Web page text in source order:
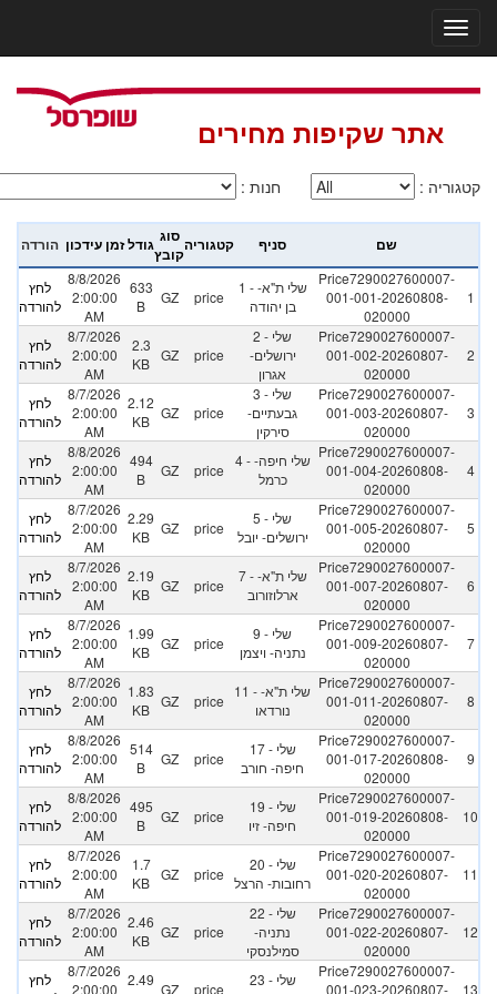
אתר שקיפות מחירים
: חנות : קטגוריה
הורדה זמן עידכוןגודל סוג
קובץקטגוריה סניף שם
לחץ
להורדה
8/8/2026
2:00:00
AM
633
B
GZ price
1 - שלי ת"א-
בן יהודה
Price7290027600007-
001-001-20260808-
020000
1
לחץ
להורדה
8/7/2026
2:00:00
AM
2.3
KB GZ price
2 - שלי
ירושלים-
אגרון
Price7290027600007-
001-002-20260807-
020000
2
לחץ
להורדה
8/7/2026
2:00:00
AM
2.12
KB GZ price
3 - שלי
גבעתיים-
סירקין
Price7290027600007-
001-003-20260807-
020000
3
לחץ
להורדה
8/8/2026
2:00:00
AM
494
B
GZ price
4 - שלי חיפה-
כרמל
Price7290027600007-
001-004-20260808-
020000
4
לחץ
להורדה
8/7/2026
2:00:00
AM
2.29
KB GZ price
5 - שלי
ירושלים- יובל
Price7290027600007-
001-005-20260807-
020000
5
לחץ
להורדה
8/7/2026
2:00:00
AM
2.19
KB GZ price
7 - שלי ת"א-
ארלוזורוב
Price7290027600007-
001-007-20260807-
020000
6
לחץ
להורדה
8/7/2026
2:00:00
AM
1.99
KB GZ price
9 - שלי
נתניה- ויצמן
Price7290027600007-
001-009-20260807-
020000
7
לחץ
להורדה
8/7/2026
2:00:00
AM
1.83
KB GZ price
11 - שלי ת"א-
נורדאו
Price7290027600007-
001-011-20260807-
020000
8
לחץ
להורדה
8/8/2026
2:00:00
AM
514
B
GZ price
17 - שלי
חיפה- חורב
Price7290027600007-
001-017-20260808-
020000
9
לחץ
להורדה
8/8/2026
2:00:00
AM
495
B
GZ price
19 - שלי
חיפה- זיו
Price7290027600007-
001-019-20260808-
020000
10
לחץ
להורדה
8/7/2026
2:00:00
AM
1.7
KB GZ price
20 - שלי
רחובות- הרצל
Price7290027600007-
001-020-20260807-
020000
11
לחץ
להורדה
8/7/2026
2:00:00
AM
2.46
KB GZ price
22 - שלי
נתניה-
סמילנסקי
Price7290027600007-
001-022-20260807-
020000
12
לחץ
8/7/2026
2:00:00
2.49
GZ price
23 - שלי
Price7290027600007-
001-023-20260807-
13